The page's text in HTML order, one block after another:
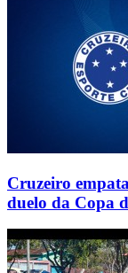
Cruzeiro
duelo da Copa